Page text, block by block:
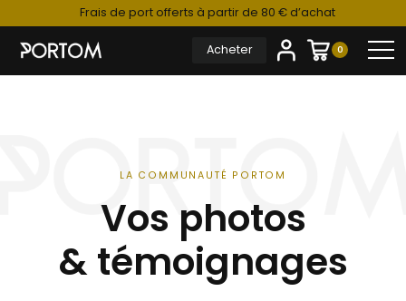
Frais de port offerts à partir de 80 € d’achat
Acheter 0
LA COMMUNAUTÉ PORTOM
Vos photos
& témoignages